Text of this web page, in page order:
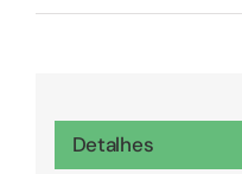
Detalhes